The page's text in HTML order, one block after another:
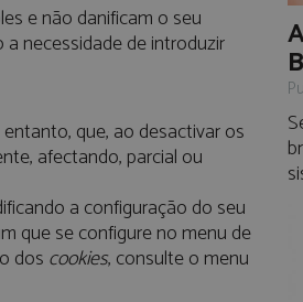
e não danificam o seu
necessidade de introduzir
que, ao desactivar os
afectando, parcial ou
a configuração do seu
que se configure no menu de
dos cookies, consulte o menu